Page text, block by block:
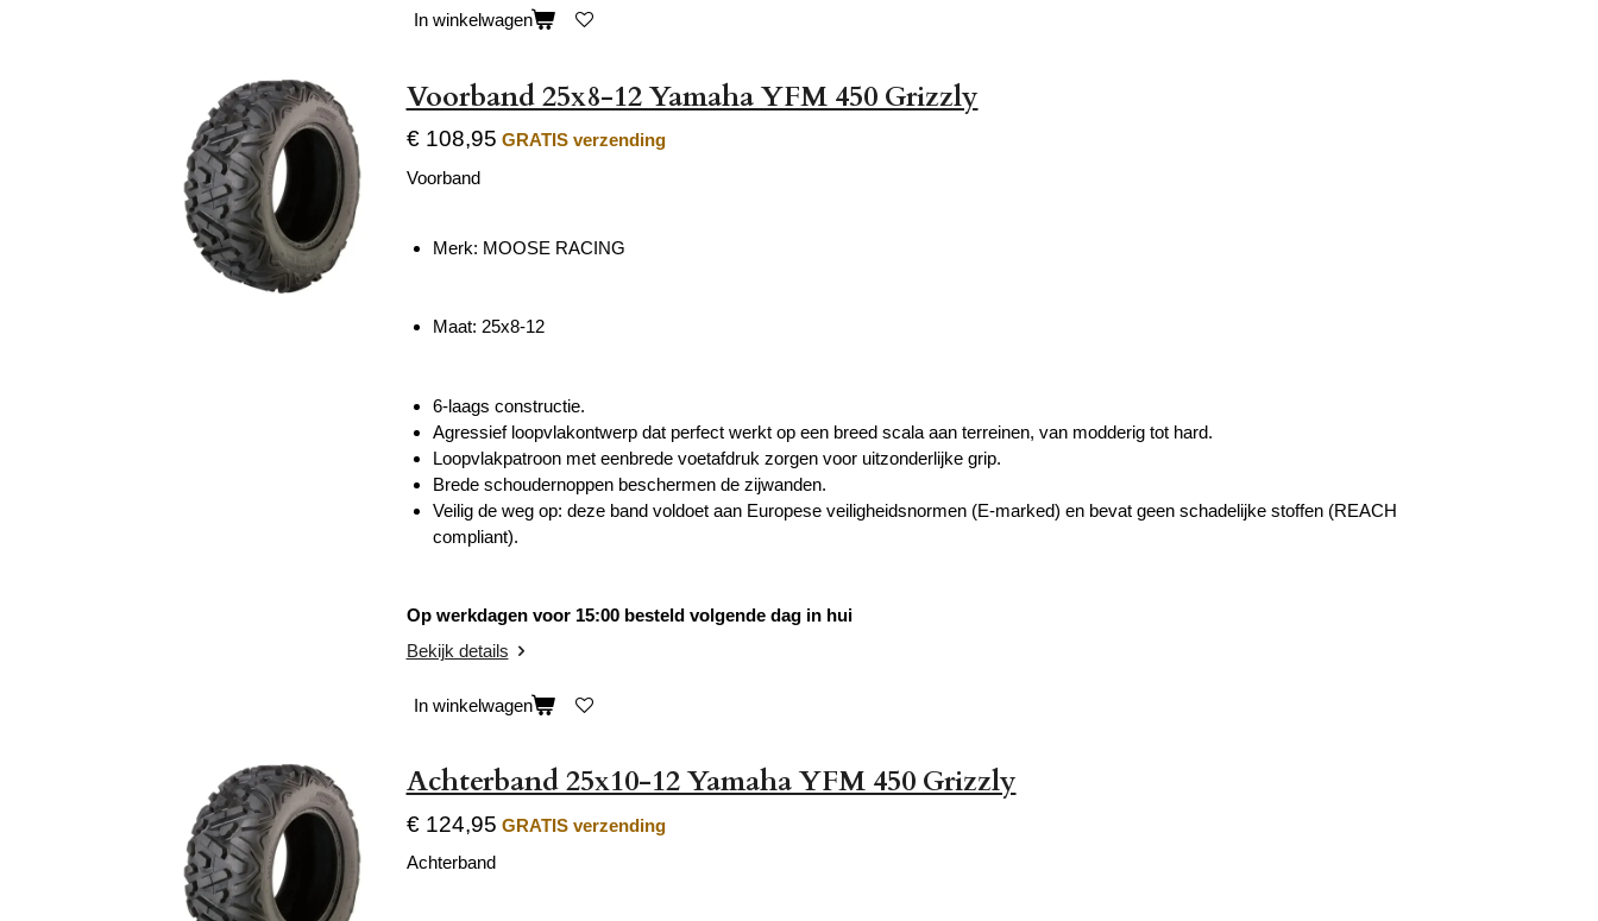
In winkelwagen
Voorband 25x8-12 Yamaha YFM 450 Grizzly
€ 108,95 GRATIS verzending
Voorband
Merk: MOOSE RACING
Maat: 25x8-12
6-laags constructie.
Agressief loopvlakontwerp dat perfect werkt op een breed scala aan terreinen, van modderig tot hard.
Loopvlakpatroon met eenbrede voetafdruk zorgen voor uitzonderlijke grip.
Brede schoudernoppen beschermen de zijwanden.
Veilig de weg op: deze band voldoet aan Europese veiligheidsnormen (E-marked) en bevat geen schadelijke stoffen (REACH
compliant).
Op werkdagen voor 15:00 besteld volgende dag in hui
Bekijk details
In winkelwagen
Achterband 25x10-12 Yamaha YFM 450 Grizzly
€ 124,95 GRATIS verzending
Achterband